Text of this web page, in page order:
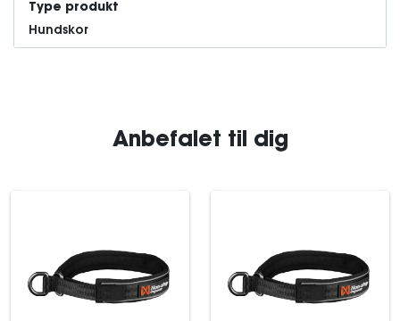
Type produkt
Hundskor
Anbefalet til dig